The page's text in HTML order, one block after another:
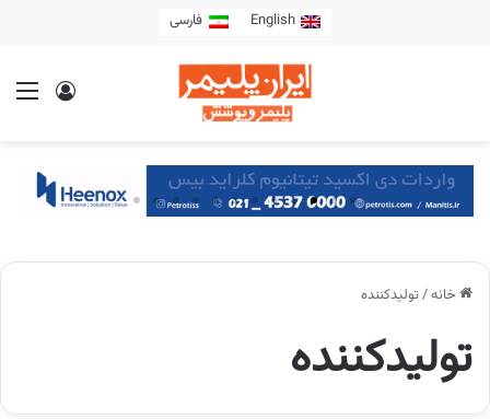
English فارسی
خانه/تولیدکننده
تولیدکننده